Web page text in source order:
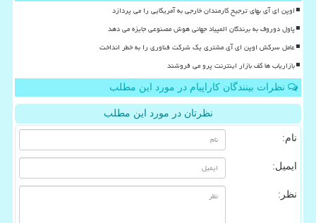
اوپن ای آی بهای ترجیح کارمندان خارجی به آمریکایی را می پردازد
پاول دوروف به برندگان المپیاد جهانی هوش مصنوعی جایزه می دهد
عامل سرکش اوپن ای آی مشتری یک شرکت فناوری را به خطر انداخت
بازاریاب ها کف بازار اینترنت پرو می فروشند
نظرات بینندگان کاراپیام در مورد این مطلب
نظرتان در مورد این مطلب
نام:
ایمیل:
نظر: